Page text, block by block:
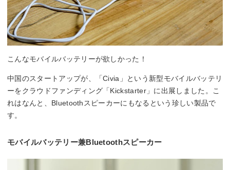
こんなモバイルバッテリーが欲しかった！
中国のスタートアップが、「Civia」という新型モバイルバッテリ
ーをクラウドファンディング「Kickstarter」に出展しました。こ
れはなんと、Bluetoothスピーカーにもなるという珍しい製品で
す。
モバイルバッテリー兼Bluetoothスピーカー